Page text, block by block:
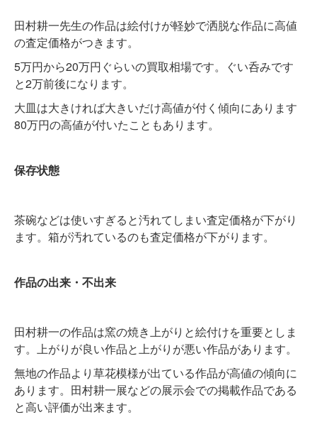
田村耕一先生の作品は絵付けが軽妙で洒脱な作品に高値
の査定価格がつきます。
5万円から20万円ぐらいの買取相場です。ぐい呑みです
と2万前後になります。
大皿は大きければ大きいだけ高値が付く傾向にあります
80万円の高値が付いたこともあります。
保存状態
茶碗などは使いすぎると汚れてしまい査定価格が下がり
ます。箱が汚れているのも査定価格が下がります。
作品の出来・不出来
田村耕一の作品は窯の焼き上がりと絵付けを重要としま
す。上がりが良い作品と上がりが悪い作品があります。
無地の作品より草花模様が出ている作品が高値の傾向に
あります。田村耕一展などの展示会での掲載作品である
と高い評価が出来ます。